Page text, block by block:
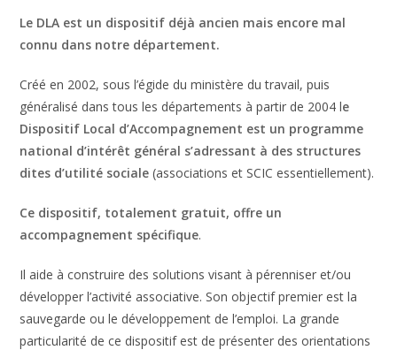
Le DLA est un dispositif déjà ancien mais encore mal
connu dans notre département.
Créé en 2002, sous l’égide du ministère du travail, puis
généralisé dans tous les départements à partir de 2004 le
Dispositif Local d’Accompagnement est un programme
national d’intérêt général s’adressant à des structures
dites d’utilité sociale (associations et SCIC essentiellement).
Ce dispositif, totalement gratuit, offre un
accompagnement spécifique.
Il aide à construire des solutions visant à pérenniser et/ou
développer l’activité associative. Son objectif premier est la
sauvegarde ou le développement de l’emploi. La grande
particularité de ce dispositif est de présenter des orientations